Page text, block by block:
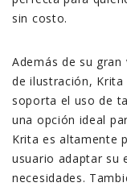
sin costo.
Además de su
de ilustración,
soporta el uso de
una opción ideal
Krita es altamente
usuario adaptar su
necesidades.